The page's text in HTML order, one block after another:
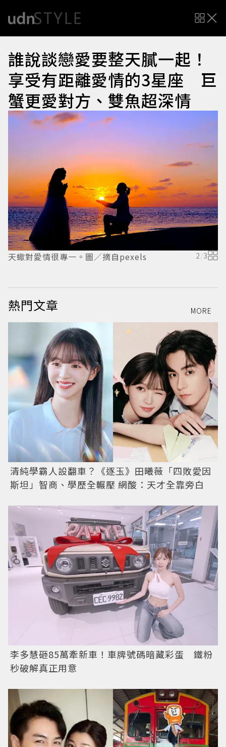
誰說談戀愛要整天膩一起！
享受有距離愛情的3星座 巨
蟹更愛對方、雙魚超深情
天蠍對愛情很專一。圖／摘自pexels 2/3
熱門文章 MORE
清純學霸人設翻車？《逐玉》田曦薇「四敗愛因
斯坦」智商、學歷全輾壓 網酸：天才全靠旁白
李多慧砸85萬牽新車！車牌號碼暗藏彩蛋 鐵粉
秒破解真正用意